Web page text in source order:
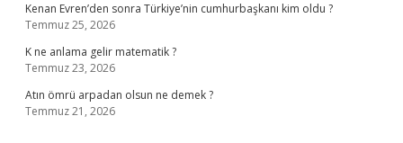
Kenan Evren’den sonra Türkiye’nin cumhurbaşkanı kim oldu ?
Temmuz 25, 2026
K ne anlama gelir matematik ?
Temmuz 23, 2026
Atın ömrü arpadan olsun ne demek ?
Temmuz 21, 2026